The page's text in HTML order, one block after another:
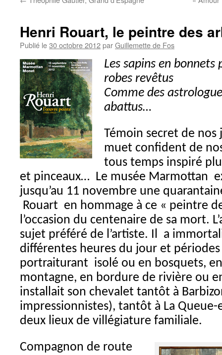
Henri Rouart, le peintre des
Publié le30 octobre 2012parGuillemette de Fos
Les sapins en
robes revêtus
Comme des
abattus…
Témoin secret de nos
muet confident de
tous temps inspiré
et pinceaux… Le musée Marmottan
jusqu’au 11 novembre une
Rouart en hommage à ce « peintre
l’occasion du centenaire de sa mort.
sujet préféré de l’artiste. Il a
différentes heures du jour et périodes
portraiturant isolé ou en bosquets,
montagne, en bordure de rivière ou
installait son chevalet tantôt à
impressionnistes), tantôt à La
deux lieux de villégiature familiale.
Compagnon de route